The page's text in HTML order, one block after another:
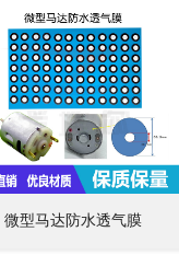
微型马达防水透气膜